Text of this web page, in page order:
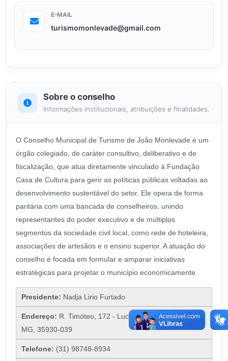
E-MAIL
turismomonlevade@gmail.com
Sobre o conselho
Informações institucionais, atribuições e finalidades.
O Conselho Municipal de Turismo de João Monlevade é um
órgão colegiado, de caráter consultivo, deliberativo e de
fiscalização, que atua diretamente vinculado à Fundação
Casa de Cultura para gerir as políticas públicas voltadas ao
desenvolvimento sustentável do setor. Ele opera de forma
paritária com uma bancada de conselheiros, unindo
representantes do poder executivo e de múltiplos
segmentos da sociedade civil local, como rede de hoteleira,
associações de artesãos e o ensino superior. A atuação do
conselho é focada em formular e amparar iniciativas
estratégicas para projetar o município economicamente.
Presidente: Nadja Lirio Furtado
Endereço: R. Timóteo, 172 - Lucília, João Monlevade -
MG, 35930-039
Telefone: (31) 98748-8934